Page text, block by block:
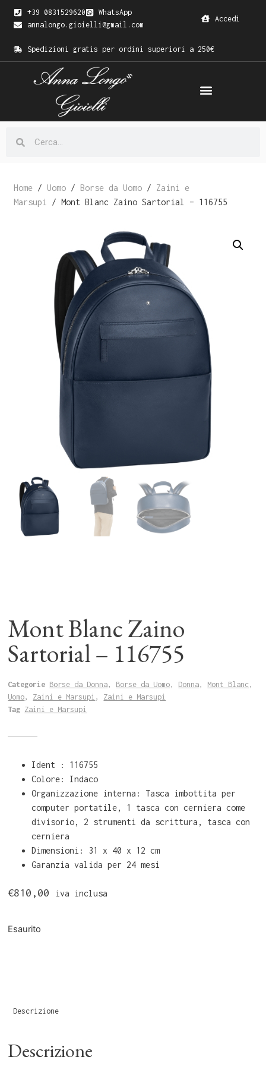
+39 0831529620
WhatsApp
annalongo.gioielli@gmail.com
Accedi
Spedizioni gratis per ordini superiori a 250€
Home / Uomo / Borse da Uomo / Zaini e
Marsupi
/ Mont Blanc Zaino Sartorial – 116755
Mont Blanc Zaino
Sartorial – 116755
Categorie Borse da Donna, Borse da Uomo, Donna, Mont Blanc,
Uomo, Zaini e Marsupi , Zaini e Marsupi
Tag Zaini e Marsupi
Ident : 116755
Colore: Indaco
Organizzazione interna: Tasca imbottita per
computer portatile, 1 tasca con cerniera come
divisorio, 2 strumenti da scrittura, tasca con
cerniera
Dimensioni: 31 x 40 x 12 cm
Garanzia valida per 24 mesi
€810,00 iva inclusa
Esaurito
Descrizione
Descrizione